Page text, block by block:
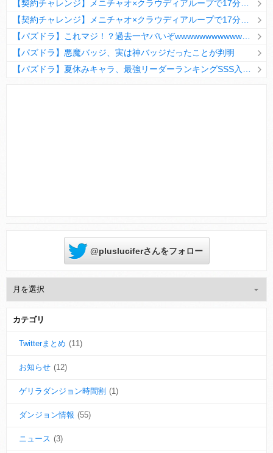
【パズドラ】悪魔バッジ、実は神バッジだったことが判明
@plusluciferさんをフォロー
カテゴリ
Twitterまとめ (11)
お知らせ (12)
ゲリラダンジョン時間割 (1)
ダンジョン情報 (55)
ニュース (3)